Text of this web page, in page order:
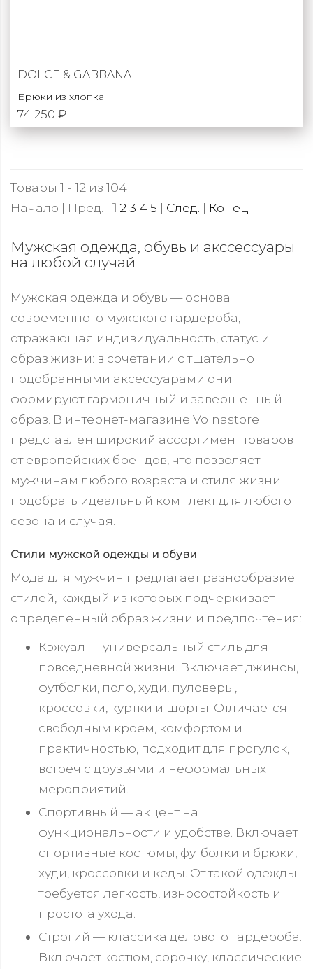
DOLCE & GABBANA
Брюки из хлопка
74 250 ₽
Товары 1 - 12 из 104
Начало | Пред. | 1 2 3 45 | След. | Конец
Мужская одежда, обувь и акссессуары
на любой случай
Мужская одежда и обувь — основа
современного мужского гардероба,
отражающая индивидуальность, статус и
образ жизни: в сочетании с тщательно
подобранными аксессуарами они
формируют гармоничный и завершенный
образ. В интернет-магазине Volnastore
представлен широкий ассортимент товаров
от европейских брендов, что позволяет
мужчинам любого возраста и стиля жизни
подобрать идеальный комплект для любого
сезона и случая.
Стили мужской одежды и обуви
Мода для мужчин предлагает разнообразие
стилей, каждый из которых подчеркивает
определенный образ жизни и предпочтения:
Кэжуал — универсальный стиль для
повседневной жизни. Включает джинсы,
футболки, поло, худи, пуловеры,
кроссовки, куртки и шорты. Отличается
свободным кроем, комфортом и
практичностью, подходит для прогулок,
встреч с друзьями и неформальных
мероприятий.
Спортивный — акцент на
функциональности и удобстве. Включает
спортивные костюмы, футболки и брюки,
худи, кроссовки и кеды. От такой одежды
требуется легкость, износостойкость и
простота ухода.
Строгий — классика делового гардероба.
Включает костюм, сорочку, классические